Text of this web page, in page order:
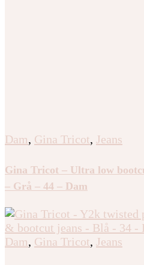
Dam, Gina Tricot, Jeans
Gina Tricot – Ultra low
– Grå – 44 – Dam
Dam, Gina Tricot, Jeans